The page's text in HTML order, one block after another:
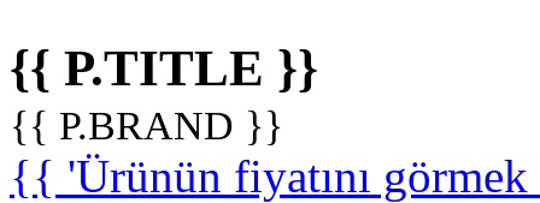
{{ P.TITLE }}
{{ P.BRAND }}
{{ 'Ürünün fiyatını